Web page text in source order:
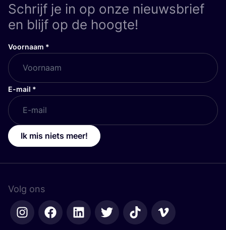
Schrijf je in op onze nieuwsbrief
en blijf op de hoogte!
Voornaam *
E-mail *
Ik mis niets meer!
Volg ons